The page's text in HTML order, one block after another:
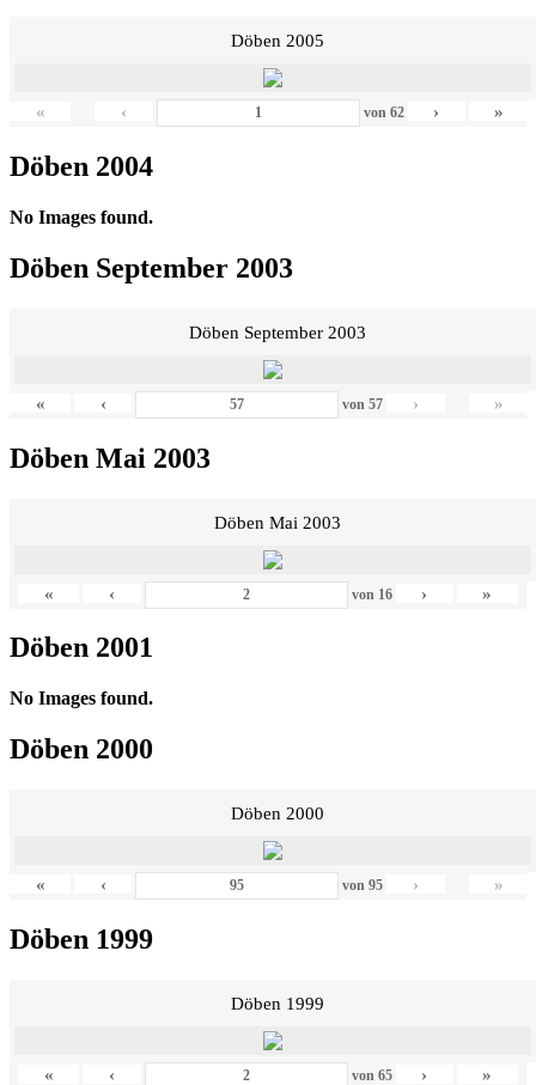
Döben 2005
« ‹ von 62 › »
Döben 2004
No Images found.
Döben September 2003
Döben September 2003
« ‹ von57 › »
Döben Mai 2003
Döben Mai 2003
« ‹ von 16 › »
Döben 2001
No Images found.
Döben 2000
Döben 2000
« ‹ von95 › »
Döben 1999
Döben 1999
« ‹ von 65 › »